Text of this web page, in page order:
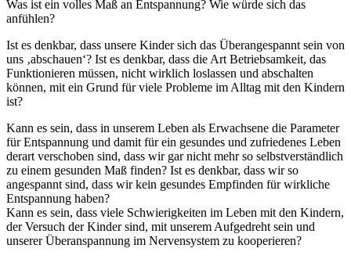
Was ist ein volles Maß an Entspannung? Wie würde sich das
anfühlen?
Ist es denkbar, dass unsere Kinder sich das Überangespannt sein von
uns ‚abschauen‘? Ist es denkbar, dass die Art Betriebsamkeit, das
Funktionieren müssen, nicht wirklich loslassen und abschalten
können, mit ein Grund für viele Probleme im Alltag mit den Kindern
ist?
Kann es sein, dass in unserem Leben als Erwachsene die Parameter
für Entspannung und damit für ein gesundes und zufriedenes Leben
derart verschoben sind, dass wir gar nicht mehr so selbstverständlich
zu einem gesunden Maß finden? Ist es denkbar, dass wir so
angespannt sind, dass wir kein gesundes Empfinden für wirkliche
Entspannung haben?
Kann es sein, dass viele Schwierigkeiten im Leben mit den Kindern,
der Versuch der Kinder sind, mit unserem Aufgedreht sein und
unserer Überanspannung im Nervensystem zu kooperieren?